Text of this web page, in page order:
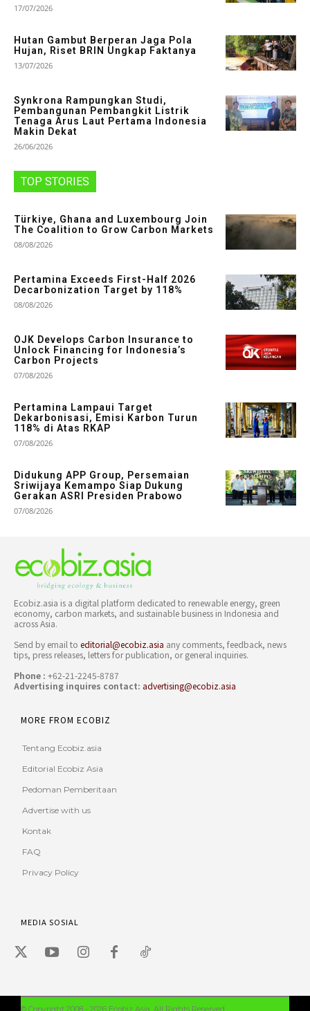
17/07/2026
Hutan Gambut Berperan Jaga Pola
Hujan, Riset BRIN Ungkap Faktanya
13/07/2026
Synkrona Rampungkan Studi,
Pembangunan Pembangkit Listrik
Tenaga Arus Laut Pertama Indonesia
Makin Dekat
26/06/2026
TOP STORIES
Türkiye, Ghana and Luxembourg Join
The Coalition to Grow Carbon Markets
08/08/2026
Pertamina Exceeds First-Half 2026
Decarbonization Target by 118%
08/08/2026
OJK Develops Carbon Insurance to
Unlock Financing for Indonesia’s
Carbon Projects
07/08/2026
Pertamina Lampaui Target
Dekarbonisasi, Emisi Karbon Turun
118% di Atas RKAP
07/08/2026
Didukung APP Group, Persemaian
Sriwijaya Kemampo Siap Dukung
Gerakan ASRI Presiden Prabowo
07/08/2026
Ecobiz.asia is a digital platform dedicated to renewable energy, green
economy, carbon markets, and sustainable business in Indonesia and
across Asia.
Send by email to editorial@ecobiz.asia any comments, feedback, news
tips, press releases, letters for publication, or general inquiries.
Phone : +62-21-2245-8787
Advertising inquires contact: advertising@ecobiz.asia
MORE FROM ECOBIZ
Tentang Ecobiz.asia
Editorial Ecobiz Asia
Pedoman Pemberitaan
Advertise with us
Kontak
FAQ
Privacy Policy
MEDIA SOSIAL
© Copyright 2008 - 2026 Ecobiz Asia. All Rights Reserved.